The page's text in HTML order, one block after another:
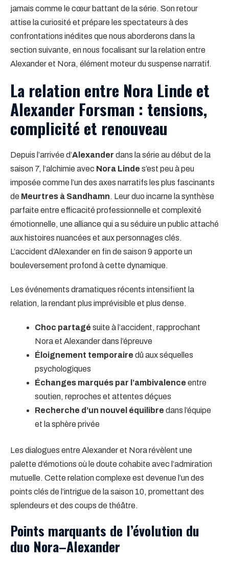
jamais comme le cœur battant de la série. Son retour
attise la curiosité et prépare les spectateurs à des
confrontations inédites que nous aborderons dans la
section suivante, en nous focalisant sur la relation entre
Alexander et Nora, élément moteur du suspense narratif.
La relation entre Nora Linde et
Alexander Forsman : tensions,
complicité et renouveau
Depuis l’arrivée d’Alexander dans la série au début de la
saison 7, l’alchimie avec Nora Linde s’est peu à peu
imposée comme l’un des axes narratifs les plus fascinants
de Meurtres à Sandhamn. Leur duo incarne la synthèse
parfaite entre efficacité professionnelle et complexité
émotionnelle, une alliance qui a su séduire un public attaché
aux histoires nuancées et aux personnages clés.
L’accident d’Alexander en fin de saison 9 apporte un
bouleversement profond à cette dynamique.
Les événements dramatiques récents intensifient la
relation, la rendant plus imprévisible et plus dense.
Choc partagé suite à l’accident, rapprochant
Nora et Alexander dans l’épreuve
Éloignement temporaire dû aux séquelles
psychologiques
Échanges marqués par l’ambivalence entre
soutien, reproches et attentes déçues
Recherche d’un nouvel équilibre dans l’équipe
et la sphère privée
Les dialogues entre Alexander et Nora révèlent une
palette d’émotions où le doute cohabite avec l’admiration
mutuelle. Cette relation complexe est devenue l’un des
points clés de l’intrigue de la saison 10, promettant des
splendeurs et des coups de théâtre.
Points marquants de l’évolution du
duo Nora–Alexander